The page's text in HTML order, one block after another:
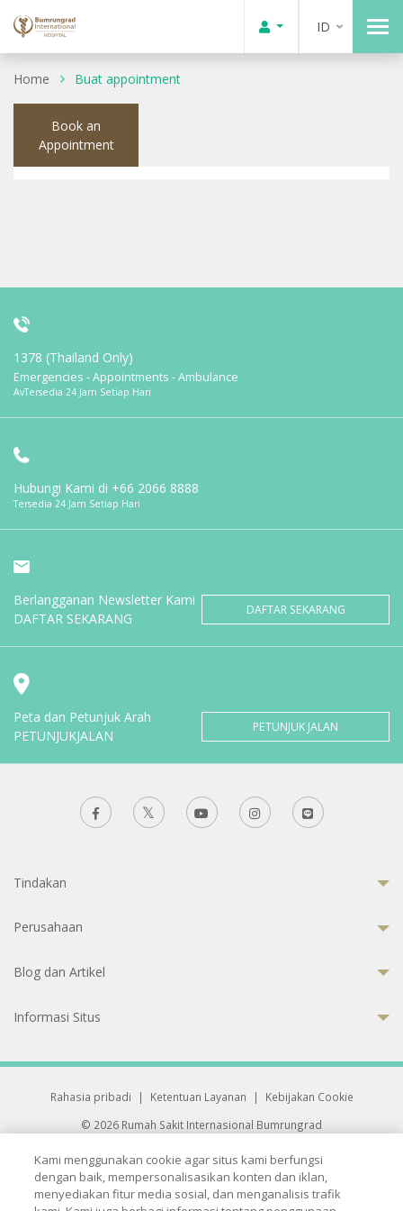
ID
Home Buat appointment
Book an
Appointment
1378 (Thailand Only)
Emergencies - Appointments - Ambulance
AvTersedia 24 Jam Setiap Hari
Hubungi Kami di +66 2066 8888
Tersedia 24 Jam Setiap Hari
Berlangganan Newsletter Kami
DAFTAR SEKARANG
DAFTAR SEKARANG
Peta dan Petunjuk Arah
PETUNJUKJALAN
PETUNJUK JALAN
Tindakan
Perusahaan
Blog dan Artikel
Informasi Situs
Rahasia pribadi | Ketentuan Layanan |
Kebijakan Cookie
© 2026 Rumah Sakit Internasional Bumrungrad
33 Sukhumvit 3, Wattana, Bangkok 10110 Thailand.
All rights reserved.
Kami menggunakan cookie agar situs kami berfungsi
dengan baik, mempersonalisasikan konten dan iklan,
menyediakan fitur media sosial, dan menganalisis trafik